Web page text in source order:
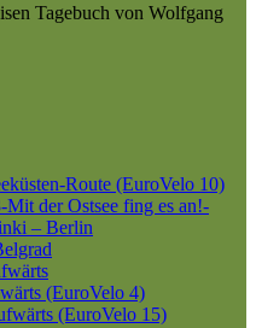
Tagebuch von Wolfgang
Route (EuroVelo 10)
Mit der Ostsee fing es an!-
– Berlin
(EuroVelo 4)
(EuroVelo 15)